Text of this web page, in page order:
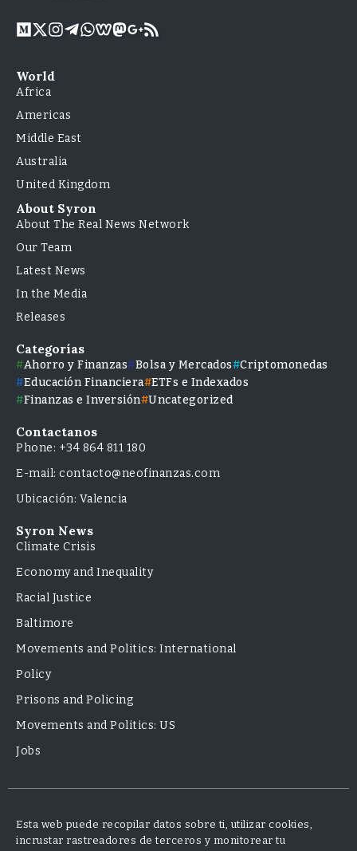
World
Africa
Americas
Middle East
Australia
United Kingdom
About Syron
About The Real News Network
Our Team
Latest News
In the Media
Releases
Categorías
Ahorro y Finanzas Bolsa y Mercados
Criptomonedas
Educación Financiera ETFs e Indexados
Finanzas e Inversión Uncategorized
Contactanos
Phone: +34 864 811 180
E-mail: contacto@neofinanzas.com
Ubicación: Valencia
Syron News
Climate Crisis
Economy and Inequality
Racial Justice
Baltimore
Movements and Politics: International
Policy
Prisons and Policing
Movements and Politics: US
Jobs
Esta web puede recopilar datos sobre ti, utilizar cookies,
incrustar rastreadores de terceros y monitorear tu